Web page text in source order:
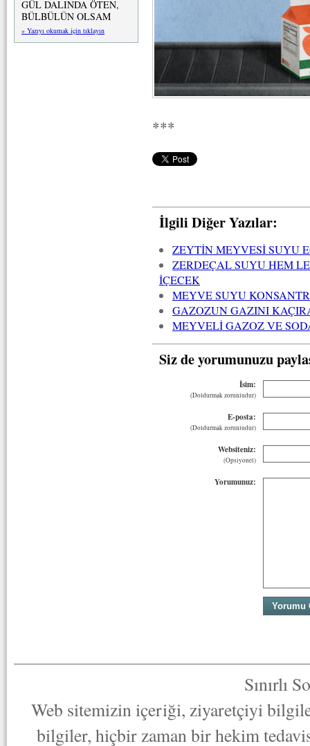
GÜL DALINDA ÖTEN,
BÜLBÜLÜN OLSAM
» Yazıyı okumak için tıklayın
***
İlgili Diğer Yazılar:
ZEYTİN MEYVESİ SUYU
ZERDEÇAL SUYU HEM
İÇECEK
MEYVE SUYU
GAZOZUN GAZINI
MEYVELİ GAZOZ VE
Siz de yorumunuzu
İsim:
(Doldurmak zorunludur)
E-posta:
(Doldurmak zorunludur)
Websiteniz:
(Opsiyonel)
Yorumunuz:
Sınırlı
Web sitemizin içeriği, ziyaretçiyi
bilgiler, hiçbir zaman bir hekim